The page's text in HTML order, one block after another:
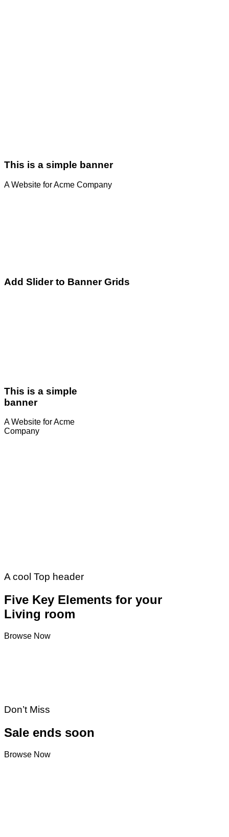
This is a simple banner
A Website for Acme Company
This is a simple
banner
A Website for Acme
Company
Add Slider to Banner Grids
A cool Top header
Five Key Elements for your
Living room
Browse Now
Don’t Miss
Sale ends soon
Browse Now